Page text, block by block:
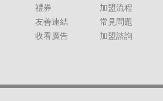
禮券
友善連結
收看廣告
加盟流程
常見問題
加盟諮詢